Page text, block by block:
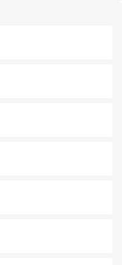
を楽しめる外せないスポット